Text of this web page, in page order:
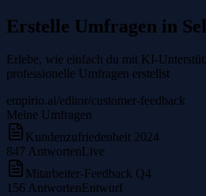
Erstelle Umfragen in
Erlebe, wie einfach du mit KI-
professionelle Umfragen erstellst
empirio.ai/editor/customer-feedback
Meine Umfragen
Kundenzufriedenheit 2024
847 AntwortenLive
Mitarbeiter-Feedback Q4
156 AntwortenEntwurf